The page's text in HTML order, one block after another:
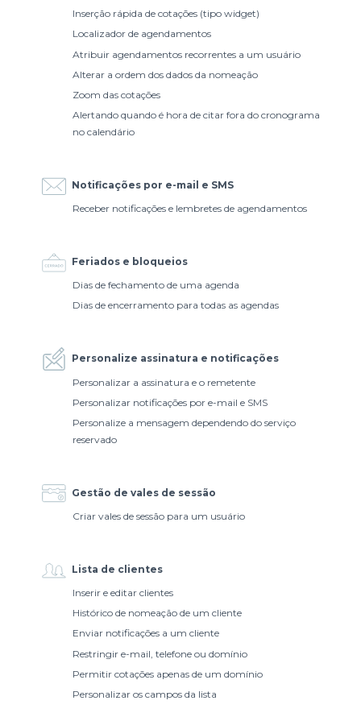
Inserção rápida de cotações (tipo widget)
Localizador de agendamentos
Atribuir agendamentos recorrentes a um usuário
Alterar a ordem dos dados da nomeação
Zoom das cotações
Alertando quando é hora de citar fora do cronograma
no calendário
Notificações por e-mail e SMS
Receber notificações e lembretes de agendamentos
Feriados e bloqueios
Dias de fechamento de uma agenda
Dias de encerramento para todas as agendas
Personalize assinatura e notificações
Personalizar a assinatura e o remetente
Personalizar notificações por e-mail e SMS
Personalize a mensagem dependendo do serviço
reservado
Gestão de vales de sessão
Criar vales de sessão para um usuário
Lista de clientes
Inserir e editar clientes
Histórico de nomeação de um cliente
Enviar notificações a um cliente
Restringir e-mail, telefone ou domínio
Permitir cotações apenas de um domínio
Personalizar os campos da lista